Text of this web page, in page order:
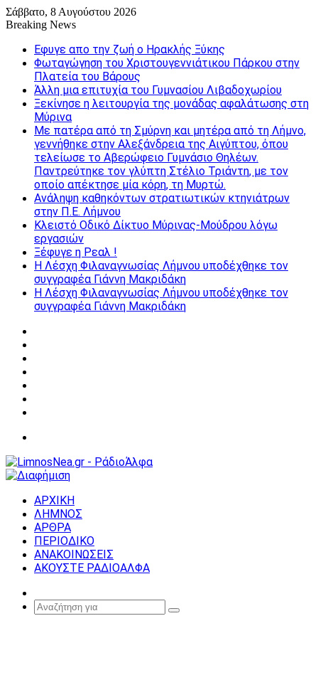
Σάββατο, 8 Αυγούστου 2026
Breaking News
Εφυγε απο την ζωή o Ηρακλής Ξύκης
Φωταγώγηση του Χριστουγεννιάτικου Πάρκου στην
Πλατεία του Βάρους
Άλλη μια επιτυχία του Γυμνασίου Λιβαδοχωρίου
Ξεκίνησε η λειτουργία της μονάδας αφαλάτωσης στη
Μύρινα
Με πατέρα από τη Σμύρνη και μητέρα από τη Λήμνο,
γεννήθηκε στην Αλεξάνδρεια της Αιγύπτου, όπου
τελείωσε το Αβερώφειο Γυμνάσιο Θηλέων.
Παντρεύτηκε τον γλύπτη Στέλιο Τριάντη, με τον
οποίο απέκτησε μία κόρη, τη Μυρτώ.
Ανάληψη καθηκόντων στρατιωτικών κτηνιάτρων
στην Π.Ε. Λήμνου
Κλειστό Οδικό Δίκτυο Μύρινας-Μούδρου λόγω
εργασιών
Ξέφυγε η Ρεαλ !
Η Λέσχη Φιλαναγνωσίας Λήμνου υποδέχθηκε τον
συγγραφέα Γιάννη Μακριδάκη
Η Λέσχη Φιλαναγνωσίας Λήμνου υποδέχθηκε τον
συγγραφέα Γιάννη Μακριδάκη
ΑΡΧΙΚΗ
ΛΗΜΝΟΣ
ΑΡΘΡΑ
ΠΕΡΙΟΔΙΚΟ
ΑΝΑΚΟΙΝΩΣΕΙΣ
ΑΚΟΥΣΤΕ ΡΑΔΙΟΑΛΦΑ
Article
Αναζήτηση